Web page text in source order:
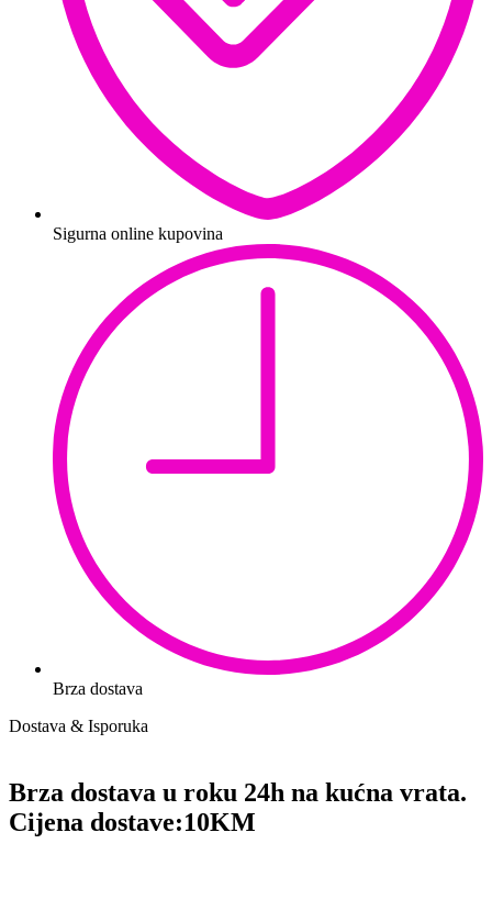
Sigurna online kupovina
Brza dostava
Dostava & Isporuka
Brza dostava u roku 24h na kućna vrata.
Cijena dostave:10KM